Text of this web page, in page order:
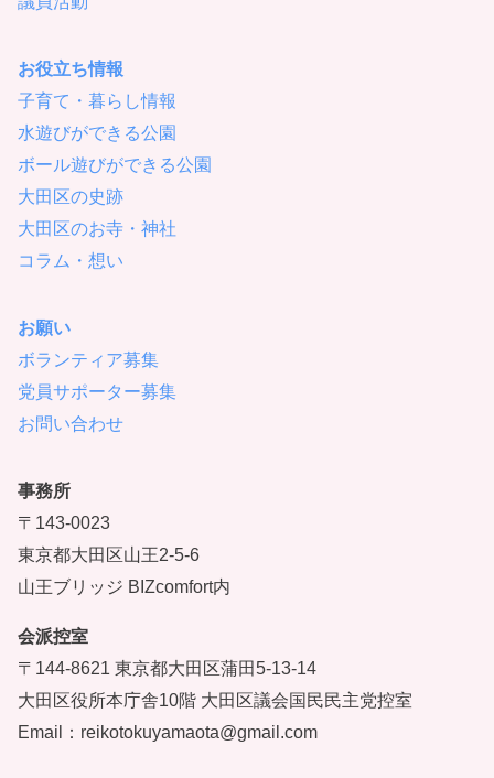
お役立ち情報
子育て・暮らし情報
水遊びができる公園
ボール遊びができる公園
大田区の史跡
大田区のお寺・神社
コラム・想い
お願い
ボランティア募集
党員サポーター募集
お問い合わせ
事務所
〒143-0023
東京都大田区山王2-5-6
山王ブリッジ BIZcomfort内
会派控室
〒144-8621 東京都大田区蒲田5-13-14
大田区役所本庁舎10階 大田区議会国民民主党控室
Email：reikotokuyamaota@gmail.com